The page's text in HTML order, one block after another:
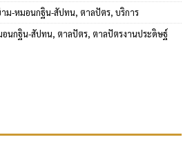
ม-หมอนกฐิน-สัปทน, ตาลปัตร, บริการ
อนกฐิน-สัปทน, ตาลปัตร, ตาลปัตรงานประดิษฐ์